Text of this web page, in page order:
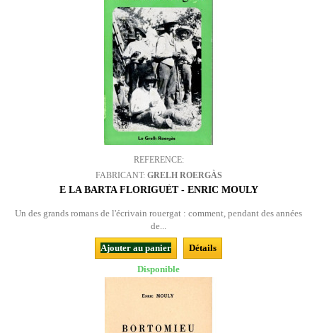
REFERENCE:
FABRICANT: GRELH ROERGÀS
E LA BARTA FLORIGUÈT - ENRIC MOULY
Un des grands romans de l'écrivain rouergat : comment, pendant des années
de...
Ajouter au panier
Détails
Disponible